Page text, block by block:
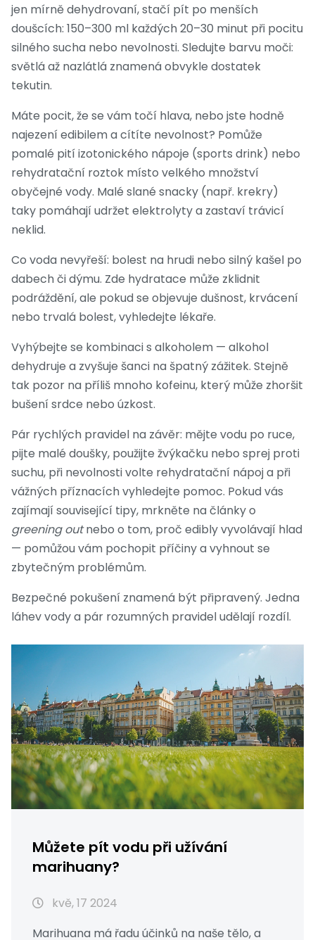
jen mírně dehydrovaní, stačí pít po menších
doušcích: 150–300 ml každých 20–30 minut při pocitu
silného sucha nebo nevolnosti. Sledujte barvu moči:
světlá až nazlátlá znamená obvykle dostatek
tekutin.
Máte pocit, že se vám točí hlava, nebo jste hodně
najezení edibilem a cítíte nevolnost? Pomůže
pomalé pití izotonického nápoje (sports drink) nebo
rehydratační roztok místo velkého množství
obyčejné vody. Malé slané snacky (např. krekry)
taky pomáhají udržet elektrolyty a zastaví trávicí
neklid.
Co voda nevyřeší: bolest na hrudi nebo silný kašel po
dabech či dýmu. Zde hydratace může zklidnit
podráždění, ale pokud se objevuje dušnost, krvácení
nebo trvalá bolest, vyhledejte lékaře.
Vyhýbejte se kombinaci s alkoholem — alkohol
dehydruje a zvyšuje šanci na špatný zážitek. Stejně
tak pozor na příliš mnoho kofeinu, který může zhoršit
bušení srdce nebo úzkost.
Pár rychlých pravidel na závěr: mějte vodu po ruce,
pijte malé doušky, použijte žvýkačku nebo sprej proti
suchu, při nevolnosti volte rehydratační nápoj a při
vážných příznacích vyhledejte pomoc. Pokud vás
zajímají související tipy, mrkněte na články o
greening outnebo o tom, proč edibly vyvolávají hlad
— pomůžou vám pochopit příčiny a vyhnout se
zbytečným problémům.
Bezpečné pokušení znamená být připravený. Jedna
láhev vody a pár rozumných pravidel udělají rozdíl.
Můžete pít vodu při užívání
marihuany?
kvě, 17 2024
Marihuana má řadu účinků na naše tělo, a